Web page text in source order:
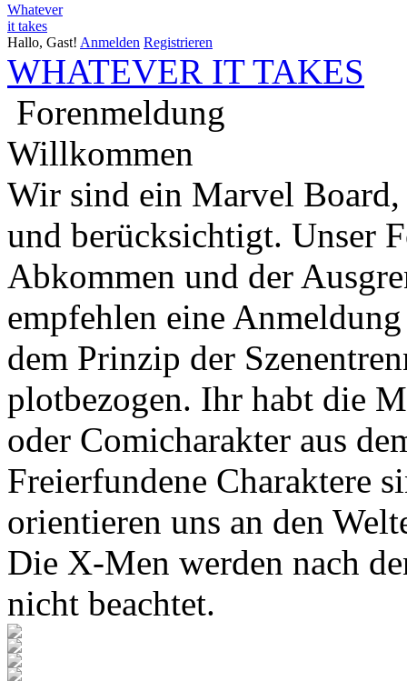
Whatever
it takes
Hallo, Gast! Anmelden Registrieren
WHATEVER IT TAKES
Forenmeldung
Willkommen
Wir sind ein Marvel
und berücksichtigt. Unser
Abkommen und der
empfehlen eine
dem Prinzip der
plotbezogen. Ihr habt die
oder Comicharakter aus
Freierfundene Charaktere
orientieren uns an den
Die X-Men werden nach
nicht beachtet.